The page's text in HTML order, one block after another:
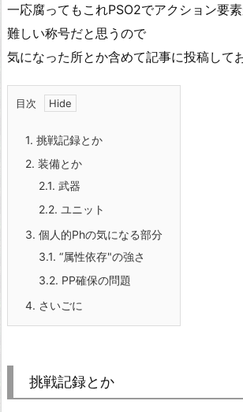
一応腐ってもこれPSO2でアクション要
難しい称号だと思うので
気になった所とか含めて記事に投稿して
目次
1. 挑戦記録とか
2. 装備とか
2.1. 武器
2.2. ユニット
3. 個人的Phの気になる部分
3.1. “属性依存"の強さ
3.2. PP確保の問題
4. さいごに
挑戦記録とか